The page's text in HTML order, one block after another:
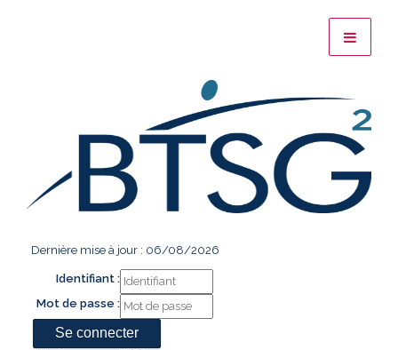
Dernière mise à jour : 06/08/2026
Identifiant :
Mot de passe :